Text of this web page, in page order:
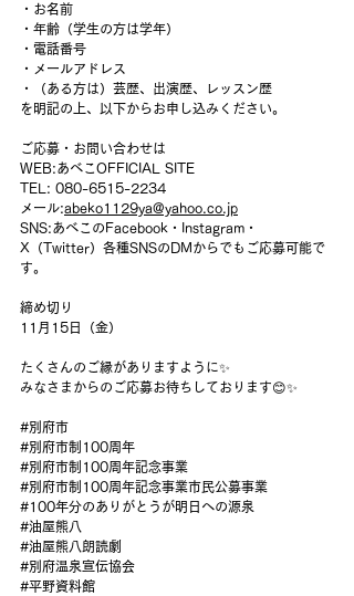
・お名前
・年齢（学生の方は学年）
・電話番号
・メールアドレス
・（ある方は）芸歴、出演歴、レッスン歴
を明記の上、以下からお申し込みください。
ご応募・お問い合わせは
WEB:あべこOFFICIAL SITE
TEL: 080-6515-2234
メール:abeko1129ya@yahoo.co.jp
SNS:あべこのFacebook・Instagram・
X（Twitter）各種SNSのDMからでもご応募可能で
す。
締め切り
11月15日（金）
たくさんのご縁がありますように✨
みなさまからのご応募お待ちしております😊✨
#別府市
#別府市制100周年
#別府市制100周年記念事業
#別府市制100周年記念事業市民公募事業
#100年分のありがとうが明日への源泉
#油屋熊八
#油屋熊八朗読劇
#別府温泉宣伝協会
#平野資料館